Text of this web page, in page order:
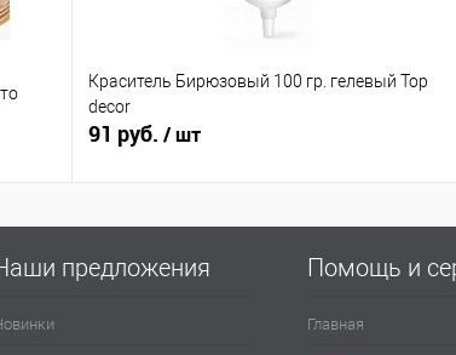
Краситель Бирюзовый 100 гр. гелевый Top
decor
91 руб. / шт
предложения Помощь и
Главная